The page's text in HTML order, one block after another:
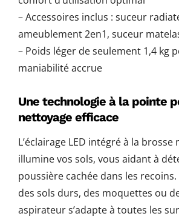
– Accessoires inclus : suceur
ameublement 2en1, suceur
– Poids léger de seulement 1,4 kg
maniabilité accrue
Une technologie à la pointe
nettoyage efficace
L’éclairage LED intégré à la
illumine vos sols, vous aidant à
poussière cachée dans les recoins.
des sols durs, des moquettes ou
aspirateur s’adapte à toutes les